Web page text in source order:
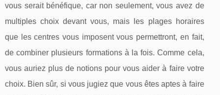
vous serait bénéfique, car non seulement, vous avez de
multiples choix devant vous, mais les plages horaires
que les centres vous imposent vous permettront, en fait,
de combiner plusieurs formations à la fois. Comme cela,
vous auriez plus de notions pour vous aider à faire votre
choix. Bien sûr, si vous jugiez que vous êtes aptes à faire